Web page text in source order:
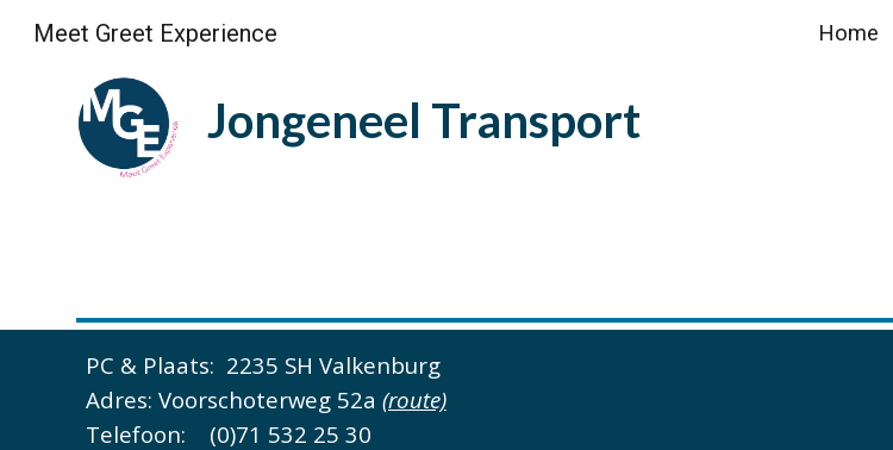
Meet Greet Experience Home
Jongeneel Transport
PC & Plaats: 2235 SH Valkenburg
Adres: Voorschoterweg 52a (route)
Telefoon:
(0)71 532 25 30